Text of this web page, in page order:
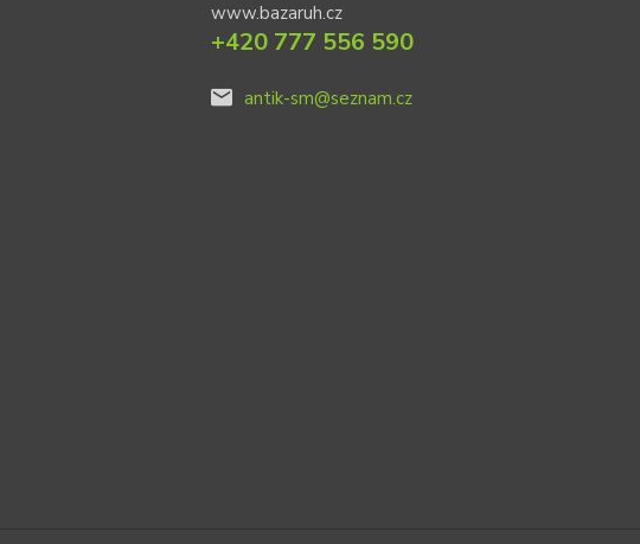
www.bazaruh.cz
+420 777 556 590
antik-sm@seznam.cz